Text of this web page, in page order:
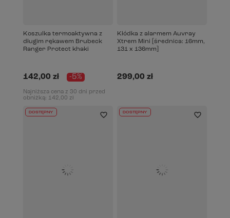
Koszulka termoaktywna z
długim rękawem Brubeck
Ranger Protect khaki
142,00 zł -5%
Najniższa cena z 30 dni przed
obniżką: 142,00 zł
Kłódka z alarmem Auvray
Xtrem Mini [średnica: 16mm,
131 x 136mm]
299,00 zł
DOSTĘPNY DOSTĘPNY